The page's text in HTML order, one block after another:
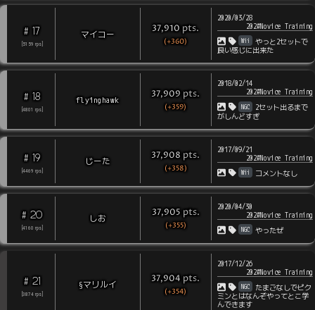
# 17
5159 rps
マイコー 37,910 pts.
(+360)
2020/03/28
202#Novice Training
Wii
やっと2セットで
良い感じに出来た
# 18
4801 rps
flyinghawk 37,909 pts.
(+359)
2018/02/14
202#Novice Training
NGC
2セット出るまで
がしんどすぎ
# 19
4469 rps
じーた 37,908 pts.
(+358)
2017/09/21
202#Novice Training
Wii コメントなし
# 20
4160 rps
しお 37,905 pts.
(+355)
2020/04/30
202#Novice Training
NGC やったぜ
# 21
3874 rps
§マリルイ 37,904 pts.
(+354)
2017/12/26
202#Novice Training
NGC
たまごなしでピク
ミンとはなんぞやってとこ学
んできます